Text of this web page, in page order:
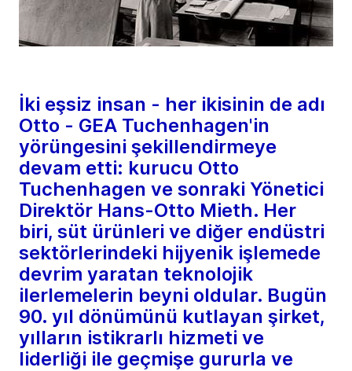
İki eşsiz insan - her ikisinin de adı
Otto - GEA Tuchenhagen'in
yörüngesini şekillendirmeye
devam etti: kurucu Otto
Tuchenhagen ve sonraki Yönetici
Direktör Hans-Otto Mieth. Her
biri, süt ürünleri ve diğer endüstri
sektörlerindeki hijyenik işlemede
devrim yaratan teknolojik
ilerlemelerin beyni oldular. Bugün
90. yıl dönümünü kutlayan şirket,
yılların istikrarlı hizmeti ve
liderliği ile geçmişe gururla ve